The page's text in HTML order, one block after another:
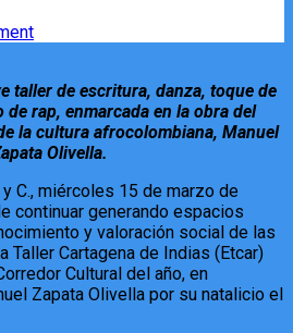
taller de escritura, danza, toque de
rap, enmarcada en la obra del
la cultura afrocolombiana, Manuel
Olivella.
y C., miércoles 15 de marzo de
continuar generando espacios
y valoración social de las
Taller Cartagena de Indias (Etcar)
Cultural del año, en
Zapata Olivella por su natalicio el